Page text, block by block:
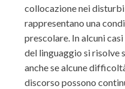
collocazione nei
rappresentano una
prescolare. In alcuni
del linguaggio si risolve
anche se alcune
discorso possono